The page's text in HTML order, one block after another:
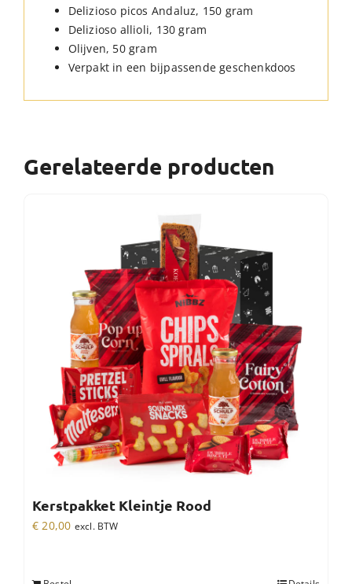
Delizioso picos Andaluz, 150 gram
Delizioso allioli, 130 gram
Olijven, 50 gram
Verpakt in een bijpassende geschenkdoos
Gerelateerde producten
Kerstpakket Kleintje Rood
€ 20,00 excl. BTW